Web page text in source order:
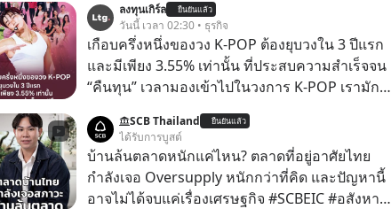
ลงทุนเกิร์ล ยืนยันแล้ว
วันนี้ เวลา 02:30 • ธุรกิจ
เกือบครึ่งหนึ่งของวง K-POP ต้องยุบวงใน 3 ปีแรก
และมีเพียง 3.55% เท่านั้น ที่ประสบความสำเร็จจน
“คืนทุน” เวลามองเข้าไปในวงการ K-POP เรามักจะ
ระดับสเตเดียม และยอดขายอัลบัมถล่มทลายจากวง
ตัวท็อปอย่าง BTS, BLACKPINK หรือ SEVENTEEN
SCB Thailand ยืนยันแล้ว
ได้รับการบูสต์
บ้านล้นตลาดหนักแค่ไหน? ตลาดที่อยู่อาศัยไทย
กำลังเจอ Oversupply หนักกว่าที่คิด และปัญหานี้
อาจไม่ได้จบแค่เรื่องเศรษฐกิจ #SCBEIC #อสังหา